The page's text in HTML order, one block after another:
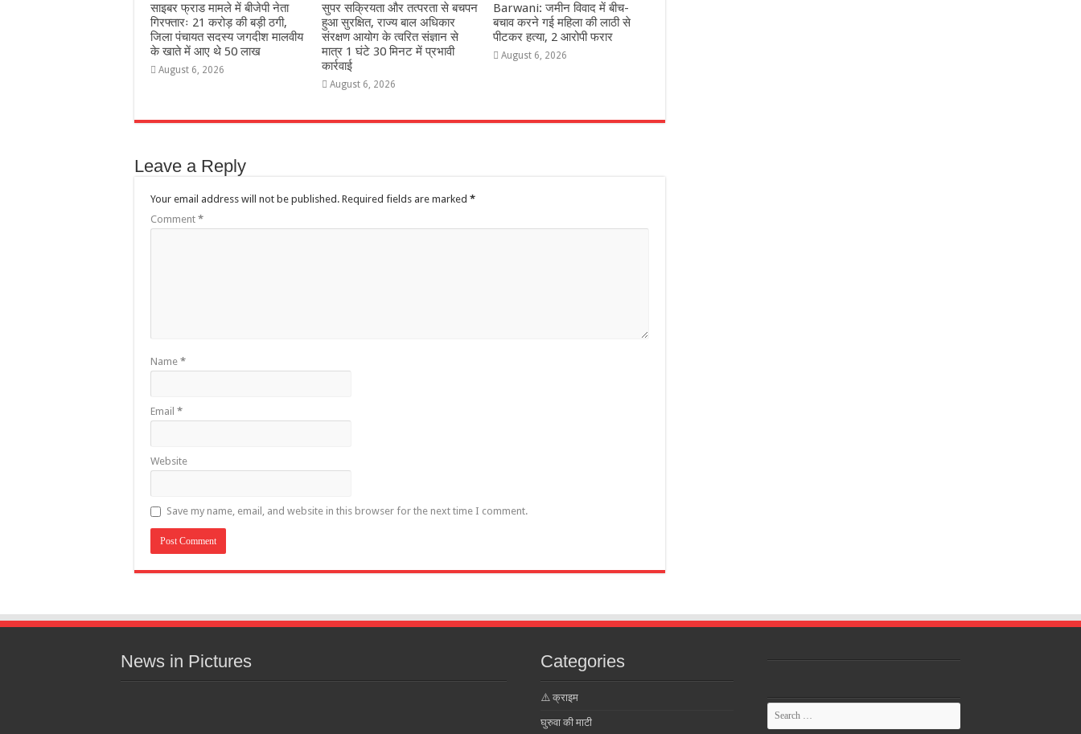
साइबर फ्राड मामले में बीजेपी नेता
गिरफ्तारः 21 करोड़ की बड़ी ठगी,
जिला पंचायत सदस्य जगदीश मालवीय
के खाते में आए थे 50 लाख
August 6, 2026
सुपर सक्रियता और तत्परता से बचपन
हुआ सुरक्षित, राज्य बाल अधिकार
संरक्षण आयोग के त्वरित संज्ञान से
मात्र 1 घंटे 30 मिनट में प्रभावी
कार्रवाई
August 6, 2026
Barwani: जमीन विवाद में बीच-
बचाव करने गई महिला की लाठी से
पीटकर हत्या, 2 आरोपी फरार
August 6, 2026
Leave a Reply
Your email address will not be published. Required fields are marked *
Comment *
Name *
Email *
Website
Save my name, email, and website in this browser for the next time I comment.
News in Pictures Categories
⚠️ क्राइम
घुरुवा की माटी